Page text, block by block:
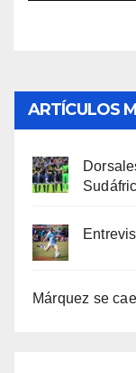
ARTÍCULOS
Márquez se